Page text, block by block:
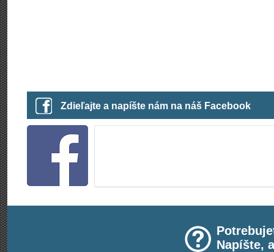
Zdieľajte a napíšte nám na náš Facebook
Napíšte,